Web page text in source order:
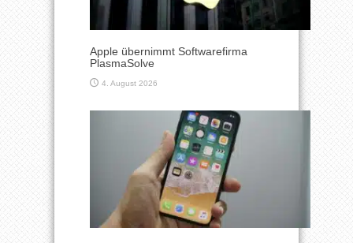
Apple übernimmt Softwarefirma
PlasmaSolve
4. August 2026